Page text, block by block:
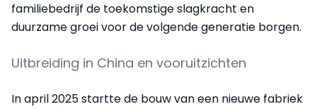
familiebedrijf de toekomstige slagkracht en
duurzame groei voor de volgende generatie borgen.
Uitbreiding in China en vooruitzichten
In april 2025 startte de bouw van een nieuwe fabriek